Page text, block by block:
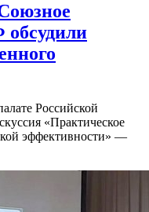
Российской
«Практическое
эффективности» —